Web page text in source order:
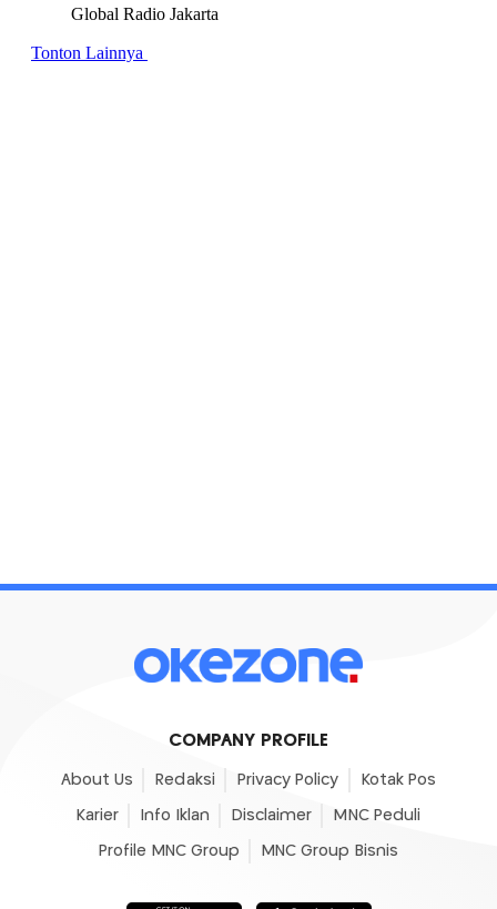
COMPANY PROFILE
About Us Redaksi Privacy Policy Kotak Pos
Karier Info Iklan Disclaimer MNC Peduli
Profile MNC Group MNC Group Bisnis